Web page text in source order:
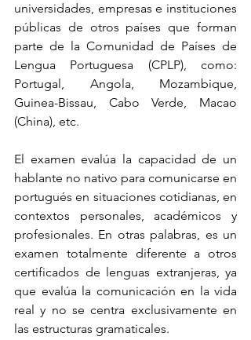
universidades, empresas e instituciones
públicas de otros países que forman
parte de la Comunidad de Países de
Lengua Portuguesa (CPLP), como:
Portugal, Angola, Mozambique,
Guinea-Bissau, Cabo Verde, Macao
(China), etc.
El examen evalúa la capacidad de un
hablante no nativo para comunicarse en
portugués en situaciones cotidianas, en
contextos personales, académicos y
profesionales. En otras palabras, es un
examen totalmente diferente a otros
certificados de lenguas extranjeras, ya
que evalúa la comunicación en la vida
real y no se centra exclusivamente en
las estructuras gramaticales.